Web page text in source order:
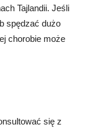
Tajlandii. Jeśli
spędzać dużo
chorobie może
się z